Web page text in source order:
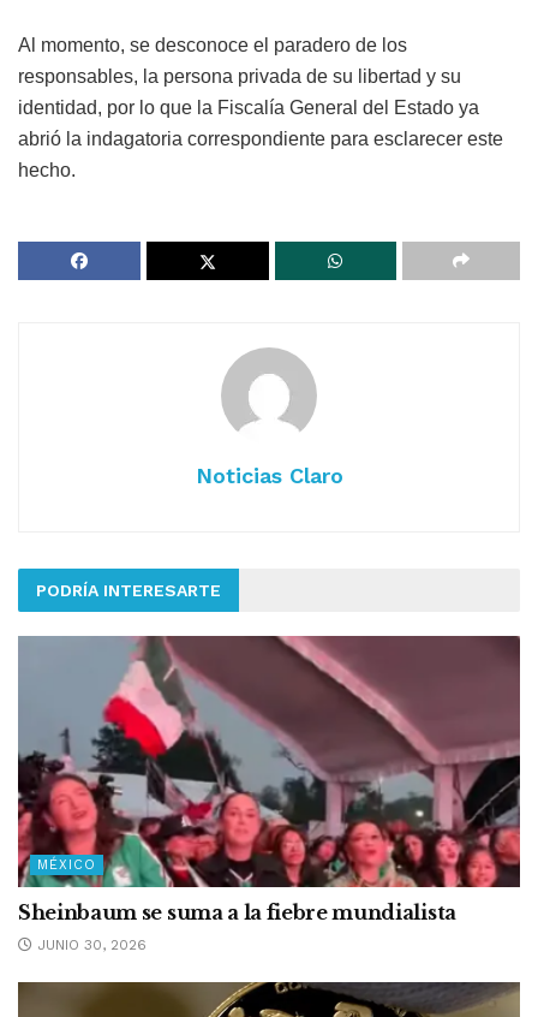
Al momento, se desconoce el paradero de los
responsables, la persona privada de su libertad y su
identidad, por lo que la Fiscalía General del Estado ya
abrió la indagatoria correspondiente para esclarecer este
hecho.
Noticias Claro
PODRÍA INTERESARTE
MÉXICO
Sheinbaum se suma a la fiebre mundialista
JUNIO 30, 2026